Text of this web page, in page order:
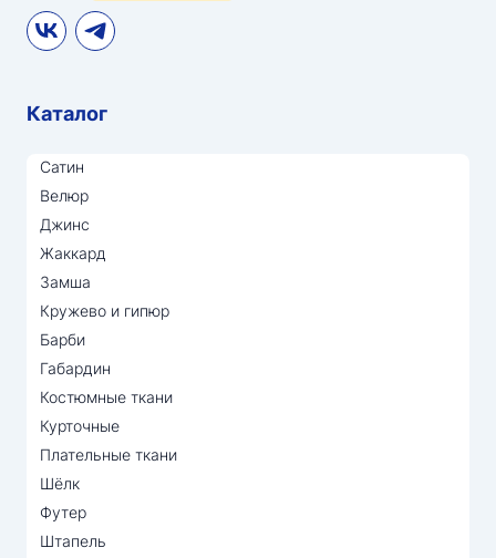
Каталог
Сатин
Велюр
Джинс
Жаккард
Замша
Кружево и гипюр
Барби
Габардин
Костюмные ткани
Курточные
Плательные ткани
Шёлк
Футер
Штапель